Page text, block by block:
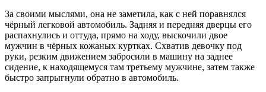
За своими мыслями, она не заметила, как с ней поравнялся
чёрный легковой автомобиль. Задняя и передняя дверцы его
распахнулись и оттуда, прямо на ходу, выскочили двое
мужчин в чёрных кожаных куртках. Схватив девочку под
руки, резким движением забросили в машину на заднее
сидение, к находящемуся там третьему мужчине, затем также
быстро запрыгнули обратно в автомобиль.